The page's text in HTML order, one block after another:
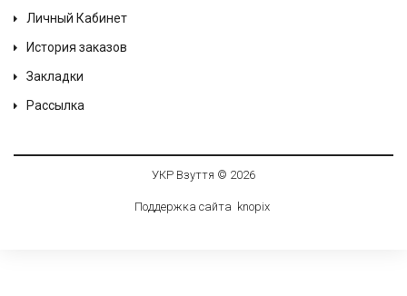
Личный Кабинет
История заказов
Закладки
Рассылка
УКР Взуття © 2026
Поддержка сайта knopix